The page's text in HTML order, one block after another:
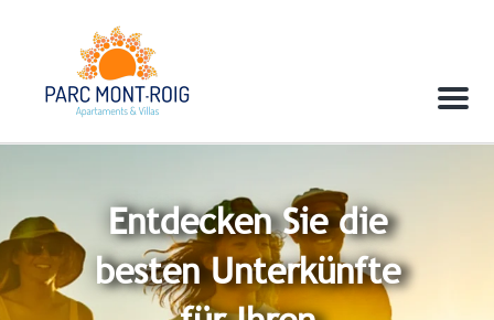
Menu
Entdecken Sie die
besten Unterkünfte